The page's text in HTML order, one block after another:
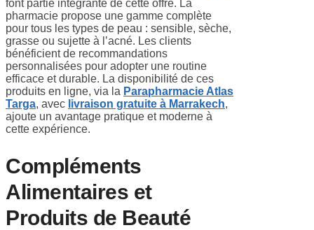
font partie intégrante de cette offre. La
pharmacie propose une gamme complète
pour tous les types de peau : sensible, sèche,
grasse ou sujette à l’acné. Les clients
bénéficient de recommandations
personnalisées pour adopter une routine
efficace et durable. La disponibilité de ces
produits en ligne, via la Parapharmacie Atlas
Targa, avec livraison gratuite à Marrakech,
ajoute un avantage pratique et moderne à
cette expérience.
Compléments
Alimentaires et
Produits de Beauté